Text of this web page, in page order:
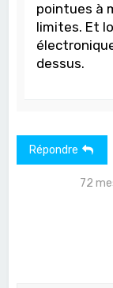
pointues à
limites. Et
dessus.
Répondre
72